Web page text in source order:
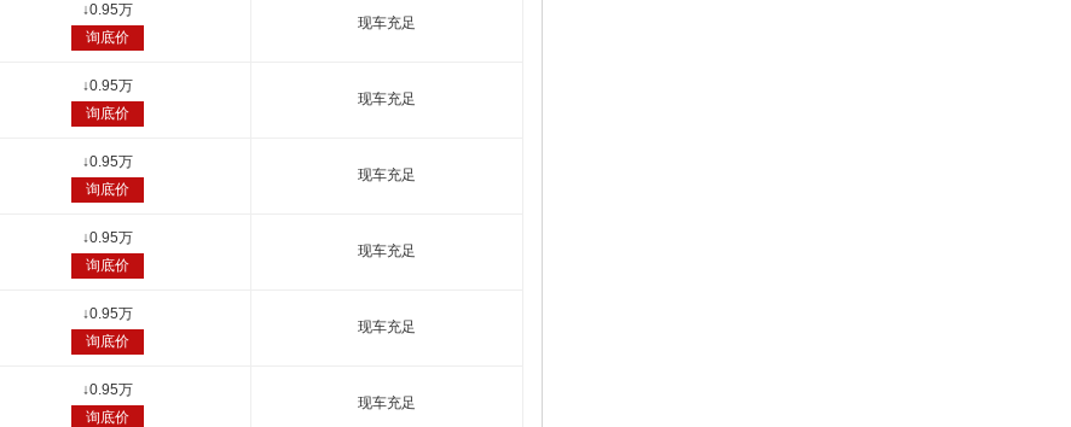
↓0.95万
询底价
现车充足
↓0.95万
询底价
现车充足
↓0.95万
询底价
现车充足
↓0.95万
询底价
现车充足
↓0.95万
询底价
现车充足
↓0.95万
询底价
现车充足